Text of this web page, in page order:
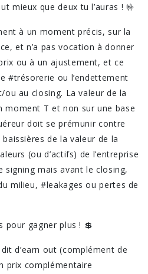
mieux que deux tu l’auras ! 🤟
à un moment précis, sur la
et n’a pas vocation à donner
ou à un ajustement, et ce
#trésorerie ou l’endettement
au closing. La valeur de la
moment T et non sur une base
doit se prémunir contre
de la valeur de la
(ou d’actifs) de l’entreprise
signing mais avant le closing,
milieu, #leakages ou pertes de
pour gagner plus ! 💲
d’earn out (complément de
prix complémentaire